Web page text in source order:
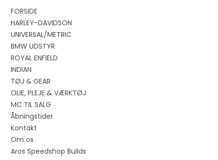
FORSIDE
HARLEY-DAVIDSON
UNIVERSAL/METRIC
BMW UDSTYR
ROYAL ENFIELD
INDIAN
TØJ & GEAR
OLIE, PLEJE & VÆRKTØJ
MC TIL SALG
Åbningstider
Kontakt
Om os
Aros Speedshop Builds